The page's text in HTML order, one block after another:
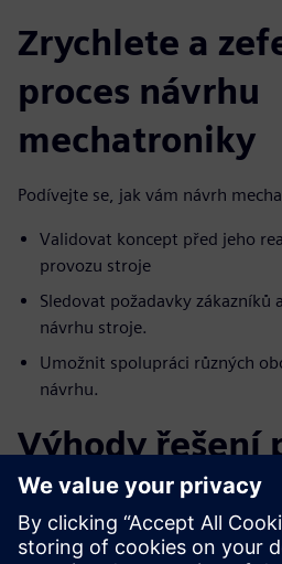
Zrychlete a
proces návrhu
mechatroniky
Podívejte se, jak vám návrh
Validovat koncept před jeho
provozu stroje
Sledovat požadavky
návrhu stroje.
Umožnit spolupráci různých
návrhu.
Výhody řešení
simulace strojů
společnosti